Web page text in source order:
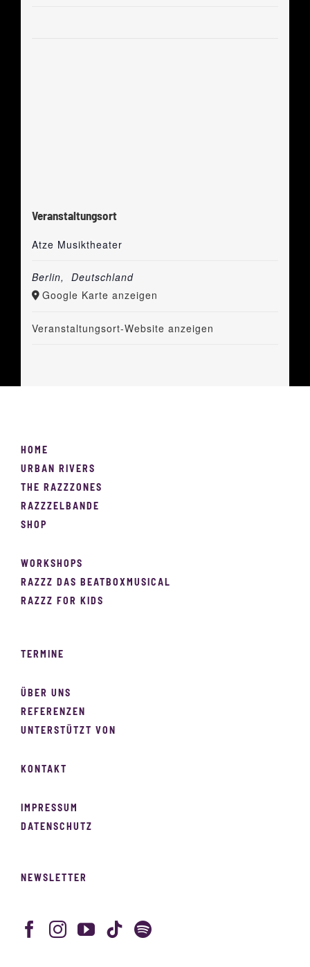
Veranstaltungsort
Atze Musiktheater
Berlin,
Deutschland
Google Karte anzeigen
Veranstaltungsort-Website anzeigen
HOME
URBAN RIVERS
THE RAZZZONES
RAZZZELBANDE
SHOP
WORKSHOPS
RAZZZ DAS BEATBOXMUSICAL
RAZZZ FOR KIDS
TERMINE
ÜBER UNS
REFERENZEN
UNTERSTÜTZT VON
KONTAKT
IMPRESSUM
DATENSCHUTZ
NEWSLETTER